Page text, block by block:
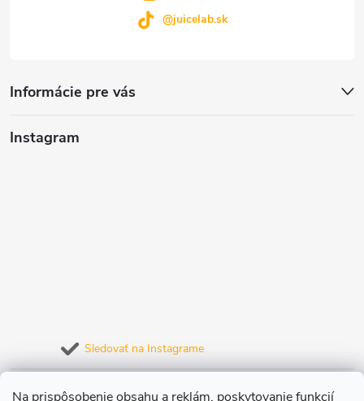
Na prispôsobenie obsahu a reklám, poskytovanie funkcií
Informácie pre vás
@juicelab.sk
Instagram
Sledovať na Instagrame
Prijímame online platby